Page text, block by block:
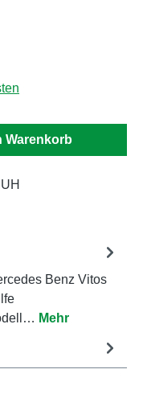
Warenkorb
Benz Vitos
Mehr